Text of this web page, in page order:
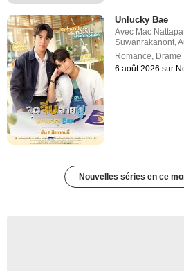
Unlucky Bae
Avec Mac
Suwanrakanont,
Romance, Drame
6 août 2026 sur
Nouvelles séries en ce